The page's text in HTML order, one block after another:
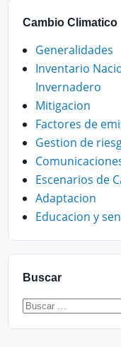
Cambio Climatico
Generalidades
Inventario
Invernadero
Mitigacion
Factores de
Gestion de
Escenarios de
Adaptacion
Educacion y
Buscar
Buscar: